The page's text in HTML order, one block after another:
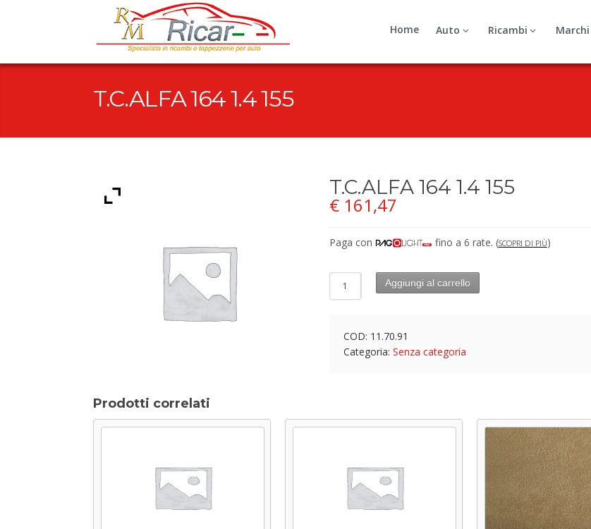
Home Auto Ricambi Marchi
T.C.ALFA 164 1.4 155
T.C.ALFA 164 1.4 155
€ 161,47
Paga con fino a 6 rate. (SCOPRI DI PIÙ)
Aggiungi al carrello
COD: 11.70.91
Categoria: Senza categoria
Prodotti correlati